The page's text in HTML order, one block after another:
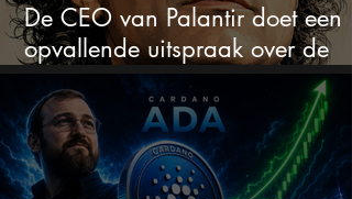
De CEO van Palantir doet een
opvallende uitspraak over de
beurs